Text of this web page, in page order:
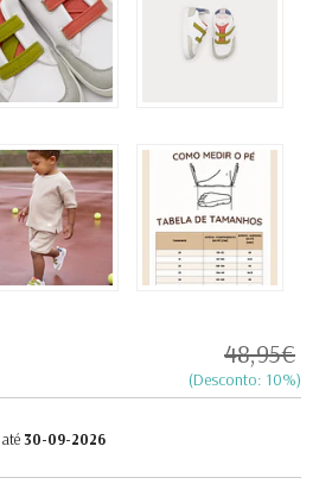
48,95€
(Desconto: 10%)
até30-09-2026